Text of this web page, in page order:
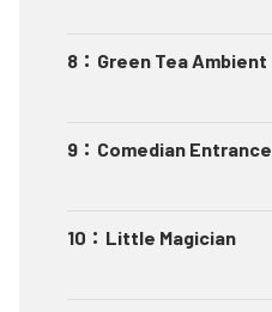
8 ： Green Tea Ambient
9 ： Comedian Entrance
10 ： Little Magician